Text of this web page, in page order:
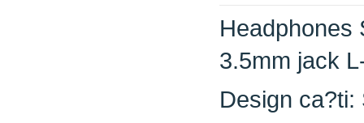
Headphones
3.5mm jack
Design ca?ti: